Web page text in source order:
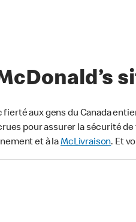
fierté aux gens du Canada
pour assurer la sécurité
et à laMcLivraison. Et